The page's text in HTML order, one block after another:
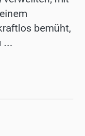
los bemüht,
...